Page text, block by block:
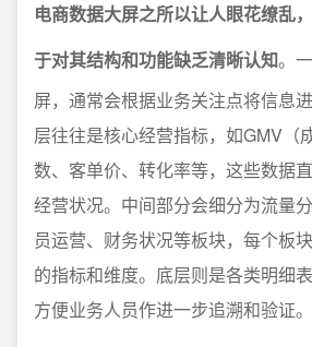
电商数据大屏之所以让人眼花缭乱
于对其结构和功能缺乏清晰认知。
屏，通常会根据业务关注点将信息
层往往是核心经营指标，如GMV（
数、客单价、转化率等，这些数据
经营状况。中间部分会细分为流量
员运营、财务状况等板块，每个板
的指标和维度。底层则是各类明细
方便业务人员作进一步追溯和验证。